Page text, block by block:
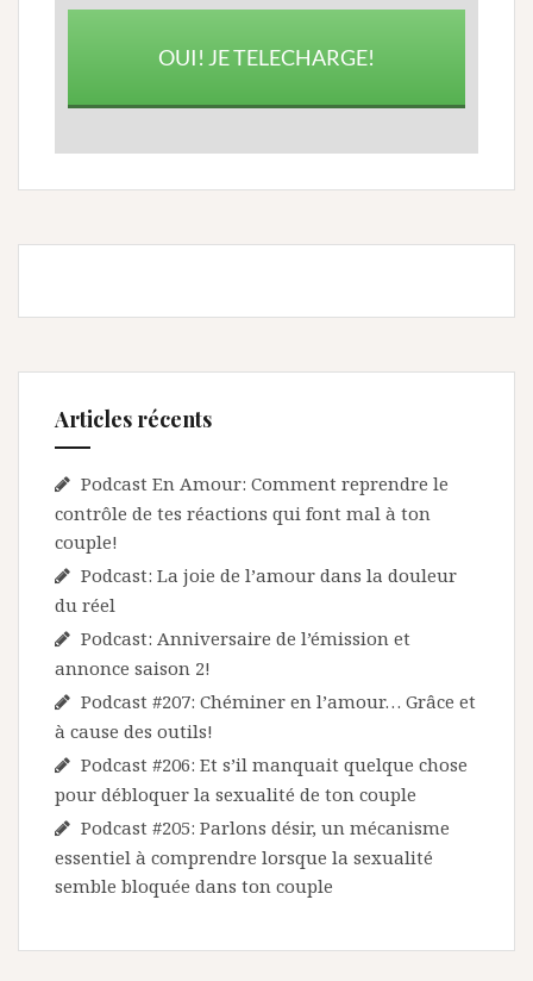
OUI! JE TELECHARGE!
Articles récents
Podcast En Amour: Comment reprendre le
contrôle de tes réactions qui font mal à ton
couple!
Podcast: La joie de l’amour dans la douleur
du réel
Podcast: Anniversaire de l’émission et
annonce saison 2!
Podcast #207: Chéminer en l’amour… Grâce et
à cause des outils!
Podcast #206: Et s’il manquait quelque chose
pour débloquer la sexualité de ton couple
Podcast #205: Parlons désir, un mécanisme
essentiel à comprendre lorsque la sexualité
semble bloquée dans ton couple